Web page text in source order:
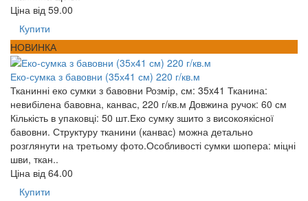
Ціна від 59.00
Купити
НОВИНКА
Еко-сумка з бавовни (35х41 см) 220 г/кв.м
Тканинні еко сумки з бавовни Розмір, см: 35x41 Тканина:
невибілена бавовна, канвас, 220 г/кв.м Довжина ручок: 60 см
Кількість в упаковці: 50 шт.Еко сумку зшито з високоякісної
бавовни. Структуру тканини (канвас) можна детально
розглянути на третьому фото.Особливості сумки шопера: міцні
шви, ткан..
Ціна від 64.00
Купити